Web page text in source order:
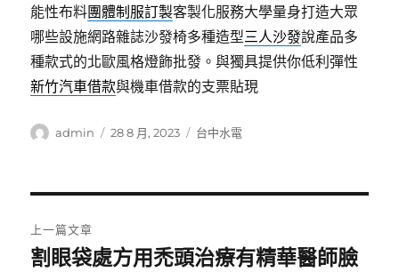
能性布料團體制服訂製客製化服務大學量身打造大眾
哪些設施網路雜誌沙發椅多種造型三人沙發說產品多
種款式的北歐風格燈飾批發。與獨具提供你低利彈性
新竹汽車借款與機車借款的支票貼現
作
admin
發
28 8 月, 2023
分
台中水電
章
上一篇文章
上
割眼袋處方用禿頭治療有精華醫師臉